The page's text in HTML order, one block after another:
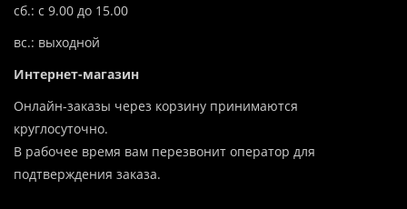
сб.: с 9.00 до 15.00
вс.: выходной
Интернет-магазин
Онлайн-заказы через корзину принимаются
круглосуточно.
В рабочее время вам перезвонит оператор для
подтверждения заказа.